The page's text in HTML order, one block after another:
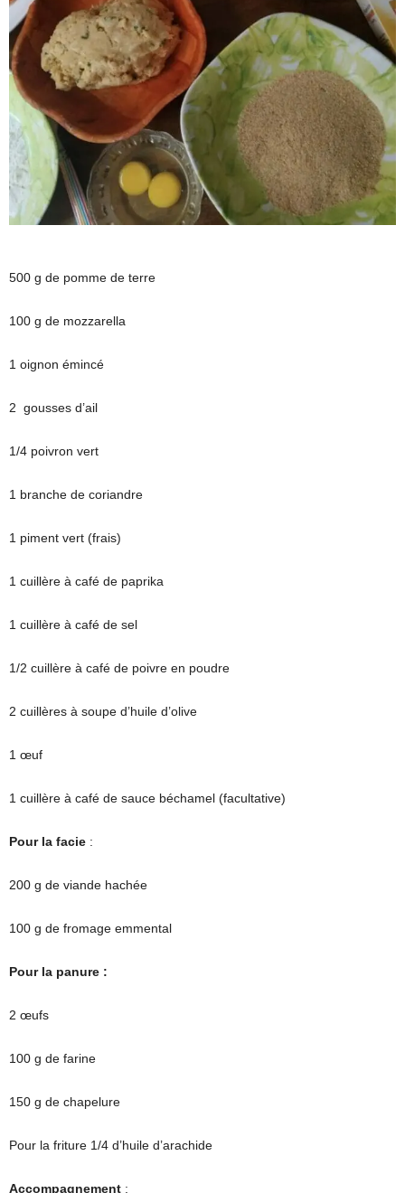
500 g de pomme de terre
100 g de mozzarella
1 oignon émincé
2 gousses d’ail
1/4 poivron vert
1 branche de coriandre
1 piment vert (frais)
1 cuillère à café de paprika
1 cuillère à café de sel
1/2 cuillère à café de poivre en poudre
2 cuillères à soupe d’huile d’olive
1 œuf
1 cuillère à café de sauce béchamel (facultative)
Pour la facie :
200 g de viande hachée
100 g de fromage emmental
Pour la panure :
2 œufs
100 g de farine
150 g de chapelure
Pour la friture 1/4 d’huile d’arachide
Accompagnement :